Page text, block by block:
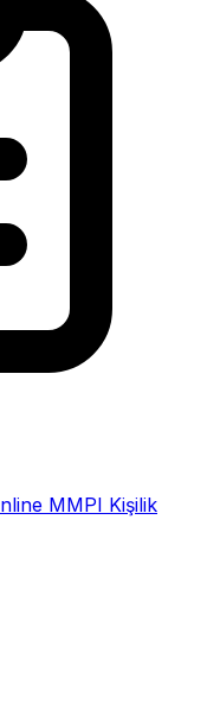
MMPI Kişilik